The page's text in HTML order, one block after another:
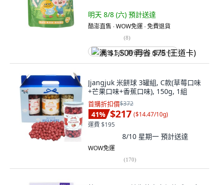
明天 8/8 (六) 預計送達
酷澎直售 ∙ WOW免運 ∙ 免費退貨
(8)
满 $1,500 再省 $75 (王道卡)
Jjangjuk 米餅球 3罐組, C款(草莓口味
+芒果口味+香蕉口味), 150g, 1組
首購折扣價$372
41% $217 ($14.47/10g)
運費 $195
8/10 星期一 預計送達
WOW免運
(170)